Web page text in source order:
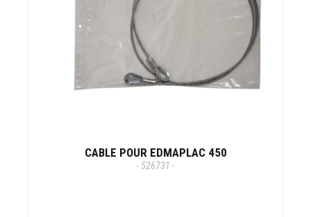
CABLE POUR EDMAPLAC 450
- 526731 -